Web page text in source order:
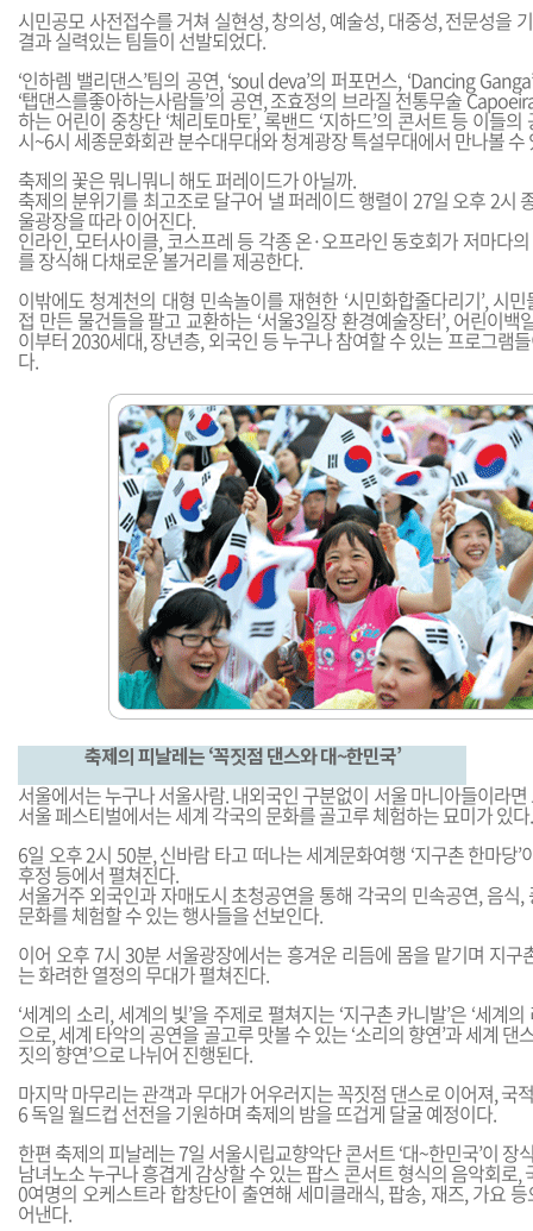
시민공모 사전접수를 거쳐 실현성, 창의성, 예술성, 대중성, 전문성을
결과 실력있는 팀들이 선발되었다.
‘인하렘 밸리댄스’팀의 공연, ‘soul deva’의 퍼포먼스, ‘Dancing
‘탭댄스를좋아하는사람들’의 공연, 조효정의 브라질 전통무술
하는 어린이 중창단 ‘체리토마토’, 록밴드 ‘지하드’의 콘서트 등 이들
시~6시 세종문화회관 분수대무대와 청계광장 특설무대에서 만나볼 수
축제의 꽃은 뭐니뭐니 해도 퍼레이드가 아닐까.
축제의 분위기를 최고조로 달구어 낼 퍼레이드 행렬이 27일 오후 2시
울광장을 따라 이어진다.
인라인, 모터사이클, 코스프레 등 각종 온·오프라인 동호회가 저마다
를 장식해 다채로운 볼거리를 제공한다.
이밖에도 청계천의 대형 민속놀이를 재현한 ‘시민화합줄다리기’, 시
접 만든 물건들을 팔고 교환하는 ‘서울3일장 환경예술장터’, 어린이백
이부터 2030세대, 장년층, 외국인 등 누구나 참여할 수 있는 프로그램
다.
축제의 피날레는 ‘꼭짓점 댄스와 대~한민국’
서울에서는 누구나 서울사람. 내외국인 구분없이 서울 마니아들이라
서울 페스티벌에서는 세계 각국의 문화를 골고루 체험하는 묘미가 있다.
6일 오후 2시 50분, 신바람 타고 떠나는 세계문화여행 ‘지구촌 한마당’
후정 등에서 펼쳐진다.
서울거주 외국인과 자매도시 초청공연을 통해 각국의 민속공연, 음식
문화를 체험할 수 있는 행사들을 선보인다.
이어 오후 7시 30분 서울광장에서는 흥겨운 리듬에 몸을 맡기며 지구
는 화려한 열정의 무대가 펼쳐진다.
‘세계의 소리, 세계의 빛’을 주제로 펼쳐지는 ‘지구촌 카니발’은 ‘세계
으로, 세계 타악의 공연을 골고루 맛볼 수 있는 ‘소리의 향연’과 세계 댄
짓의 향연’으로 나뉘어 진행된다.
마지막 마무리는 관객과 무대가 어우러지는 꼭짓점 댄스로 이어져, 국
6 독일 월드컵 선전을 기원하며 축제의 밤을 뜨겁게 달굴 예정이다.
한편 축제의 피날레는 7일 서울시립교향악단 콘서트 ‘대~한민국’이 장
남녀노소 누구나 흥겹게 감상할 수 있는 팝스 콘서트 형식의 음악회로,
0여명의 오케스트라 합창단이 출연해 세미클래식, 팝송, 재즈, 가요
어낸다.